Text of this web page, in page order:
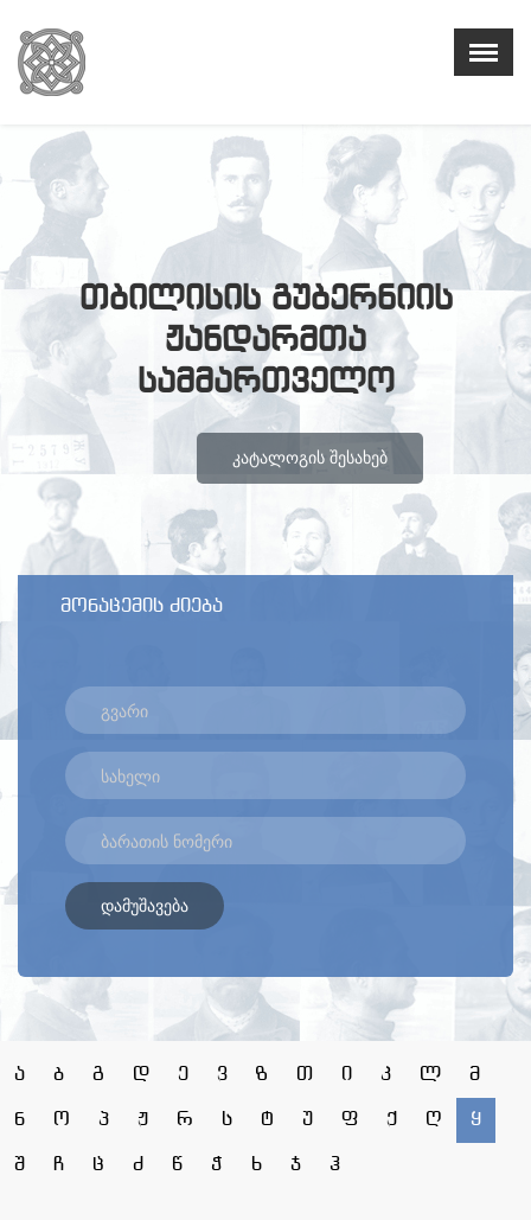
თბილისის გუბერნიის
ჟანდარმთა
სამმართველო
ᲙᲐᲢᲐᲚᲝᲒᲘᲡ ᲨᲔᲡᲐᲮᲔᲑ
მონაცემის ძიება
დამუშავება
ა ბ გ დ ე ვ ზ თ ი კ ლ მ
ნ ო პ ჟ რ ს ტ უ ფ ქ ღ ყ
შ ჩ ც ძ წ ჭ ხ ჯ ჰ